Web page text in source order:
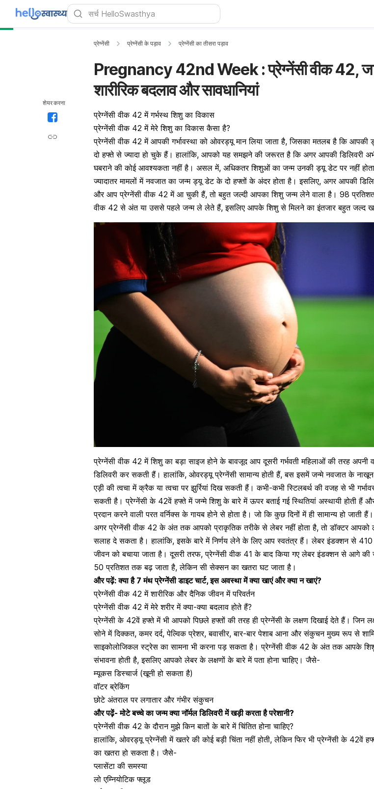
शेयर करना
प्रेग्नेंसी प्रेग्नेंसी के पड़ाव प्रेग्नेंसी का तीसरा पड़ाव
Pregnancy 42nd Week : प्रेग्नेंसी वीक 42,
शारीरिक बदलाव और सावधानियां
प्रेग्नेंसी वीक 42 में गर्भस्थ शिशु का विकास
प्रेग्नेंसी वीक 42 में मेरे शिशु का विकास कैसा है?
प्रेग्नेंसी वीक 42 में आपकी गर्भावस्था को ओवरड्यू मान लिया जाता है, जिसका मतलब है कि
दो हफ्ते से ज्यादा हो चुके हैं। हालांकि, आपको यह समझने की जरूरत है कि अगर आपकी डिलिवरी
घबराने की कोई आवश्यकता नहीं है। असल में, अधिकतर शिशुओं का जन्म उनकी ड्यू डेट पर नहीं
ज्यादातर मामलों में नवजात का जन्म ड्यू डेट के दो हफ्तों के अंदर होता है। इसलिए, अगर आपकी
और आप प्रेग्नेंसी वीक 42 में आ चुकी हैं, तो बहुत जल्दी आपका शिशु जन्म लेने वाला है। 98 प्रतिशत
वीक 42 से अंत या उससे पहले जन्म ले लेते हैं, इसलिए आपके शिशु से मिलने का इंतजार बहुत जल्द
प्रेग्नेंसी वीक 42 में शिशु का बड़ा साइज होने के बावजूद आप दूसरी गर्भवती महिलाओं की तरह अपनी
डिलिवरी कर सकती हैं। हालांकि, ओवरड्यू प्रेग्नेंसी सामान्य होती हैं, बस इसमें जन्मे नवजात के
एड़ी की त्वचा में क्रैक या त्वचा पर झुर्रियां दिख सकती हैं। कभी-कभीस्टिलबर्थ की वजह से भी
सकती है। प्रेग्नेंसी के 42वें हफ्ते में जन्मे शिशु के बारे में ऊपर बताई गई स्थितियां अस्थायी होती हैं
प्रदान करने वाली परत वर्निक्स के गायब होने से होता है। जो कि कुछ दिनों में ही सामान्य हो जाती हैं।
अगर प्रेग्नेंसी वीक 42 के अंत तक आपको प्राकृतिक तरीके से लेबर नहीं होता है, तो डॉक्टर
सलाह दे सकता है। हालांकि, इसके बारे में निर्णय लेने के लिए आप स्वतंत्र हैं। लेबर इंडक्शन से
जीवन को बचाया जाता है। दूसरी तरफ,प्रेग्नेंसी वीक 41 के बाद किया गए लेबर इंडक्शन से आगे की
50 प्रतिशत तक बढ़ जाता है, लेकिन सी सेक्सन का खतरा घट जाता है।
और पढ़ें:क्या है 7 मंथ प्रेग्नेंसी डाइट चार्ट, इस अवस्था में क्या खाएं और क्या न खाएं?
प्रेग्नेंसी वीक 42 में शारीरिक और दैनिक जीवन में परिवर्तन
प्रेग्नेंसी वीक 42 में मेरे शरीर में क्या-क्या बदलाव होते हैं?
प्रेग्नेंसी के 42वें हफ्ते में भी आपको पिछले हफ्तों की तरह हीप्रेग्नेंसी के लक्षण दिखाई देते हैं। जिन
सोने में दिक्कत,कमर दर्द, पेल्विक प्रेशर,बवासीर,बार-बार पेशाब आना और संकुचन मुख्य रूप से
साइकोलोजिकल स्ट्रेस का सामना भी करना पड़ सकता है। प्रेग्नेंसी वीक 42 के अंत तक आपके
संभावना होती है, इसलिए आपको लेबर के लक्षणों के बारे में पता होना चाहिए। जैसे-
म्यूकस डिस्चार्ज (खूनी हो सकता है)
वॉटर ब्रेकिंग
छोटे अंतराल पर लगातार और गंभीर संकुचन
और पढ़ें-मोटे बच्चे का जन्म क्या नॉर्मल डिलिवरी में खड़ी करता है परेशानी?
प्रेग्नेंसी वीक 42 के दौरान मुझे किन बातों के बारे में चिंतित होना चाहिए?
हालांकि, ओवरड्यू प्रेग्नेंसी में खतरे की कोई बड़ी चिंता नहीं होती, लेकिन फिर भी प्रेग्नेंसी के 42वें
का खतरा हो सकता है। जैसे-
प्लासेंटा की समस्या
लो एम्नियोटिक फ्लूड